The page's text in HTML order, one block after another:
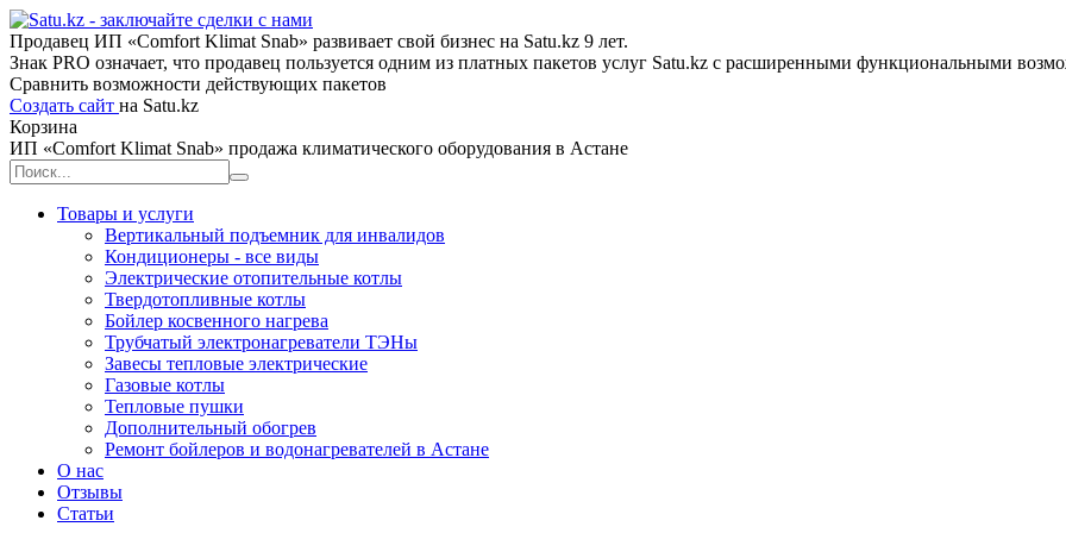
Продавец ИП «Comfort Klimat Snab» развивает свой бизнес на Satu.kz 9 лет.
Знак PRO означает, что продавец пользуется одним из платных пакетов услуг Satu.kz с расширенными функциональными
Сравнить возможности действующих пакетов
Создать сайт на Satu.kz
Корзина
ИП «Comfort Klimat Snab» продажа климатического оборудования в Астане
Товары и услуги
Вертикальный подъемник для инвалидов
Кондиционеры - все виды
Электрические отопительные котлы
Твердотопливные котлы
Бойлер косвенного нагрева
Трубчатый электронагреватели ТЭНы
Завесы тепловые электрические
Газовые котлы
Тепловые пушки
Дополнительный обогрев
Ремонт бойлеров и водонагревателей в Астане
О нас
Отзывы
Статьи